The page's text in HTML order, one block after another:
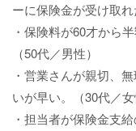
ーに保険金が受け取れ
・保険料が60才から
（50代／男性）
・営業さんが親切、
いが早い。（30代／女
・担当者が保険金支